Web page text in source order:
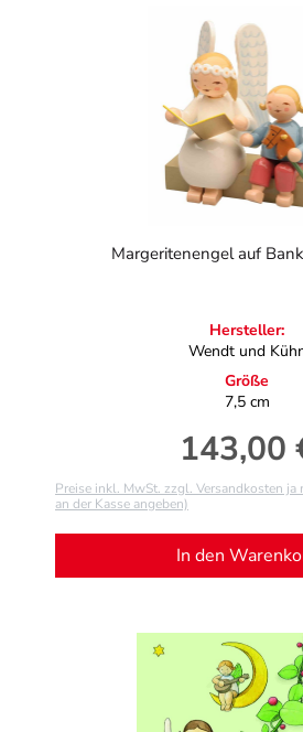
Margeritenengel auf
Hersteller:
Wendt und
Größe
7,5 cm
Regulärer
143,00
Preise inkl. MwSt. zzgl. Versandkosten
an der Kasse angeben)
In den